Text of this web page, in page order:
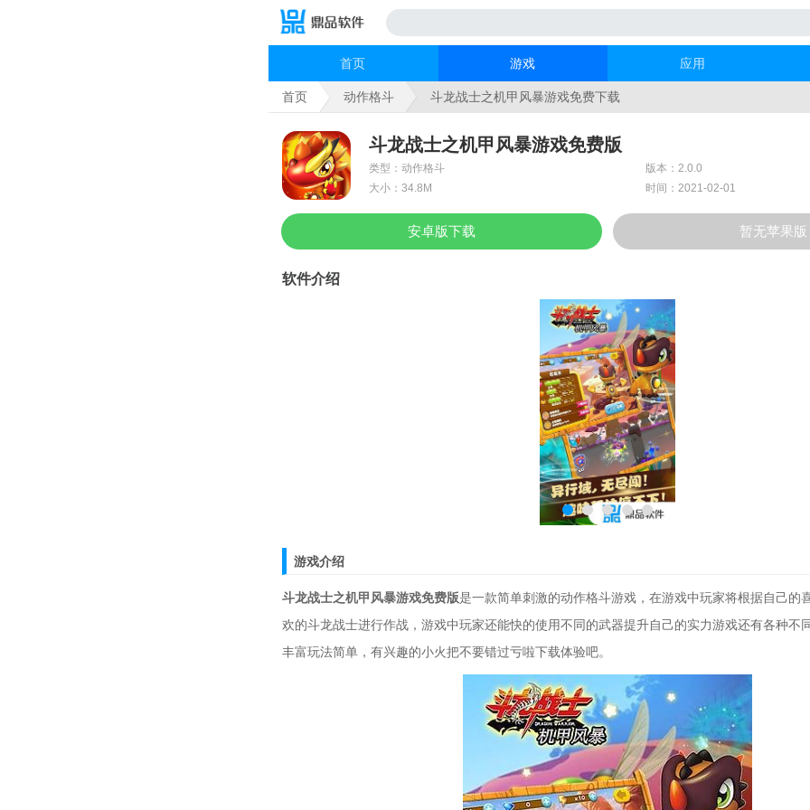
首页 游戏 应用
首页 动作格斗 斗龙战士之机甲风暴游戏免费下载
斗龙战士之机甲风暴游戏免费版
类型：动作格斗
版本：2.0.0
大小：34.8M
时间：2021-02-01
安卓版下载 暂无苹果版
软件介绍
游戏介绍
斗龙战士之机甲风暴游戏免费版是一款简单刺激的动作格斗游戏，在游戏中玩家将根据自己的
欢的斗龙战士进行作战，游戏中玩家还能快的使用不同的武器提升自己的实力游戏还有各种不
丰富玩法简单，有兴趣的小火把不要错过亏啦下载体验吧。